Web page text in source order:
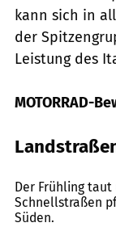
kann sich in
der
Leistung des
MOTORRAD-
Der Frühling
Schnellstraßen
Süden.